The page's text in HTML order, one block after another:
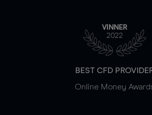
VINNER
2022
BEST CFD
Online Money